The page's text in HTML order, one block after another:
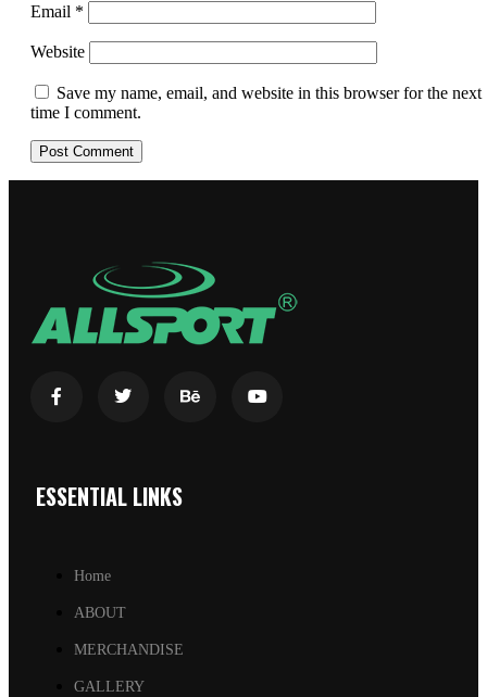
Email *
Website
Save my name, email, and website in this browser for the next
time I comment.
ESSENTIAL LINKS
Home
ABOUT
MERCHANDISE
GALLERY